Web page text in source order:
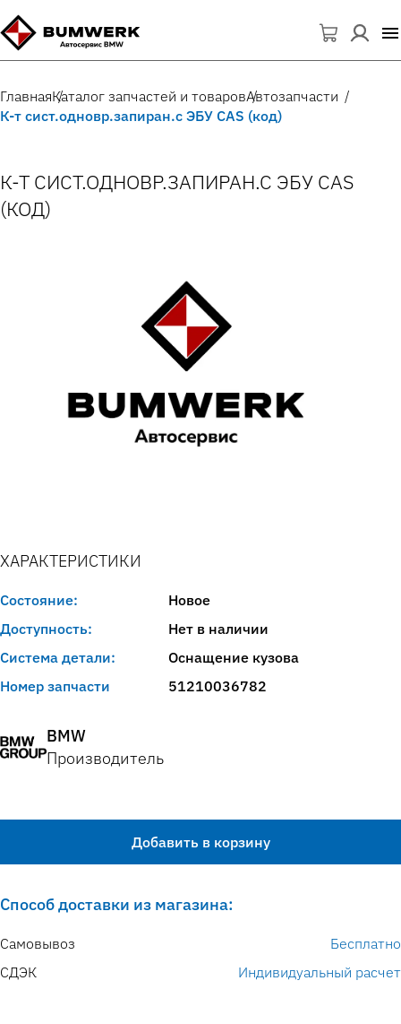
ГлавнаяКаталог запчастей и товаровАвтозапчасти
К-т сист.одновр.запиран.с ЭБУ CAS (код)
К-Т СИСТ.ОДНОВР.ЗАПИРАН.С ЭБУ CAS
(КОД)
ХАРАКТЕРИСТИКИ
Состояние:
Новое
Доступность:
Нет в наличии
Система детали:
Оснащение кузова
Номер запчасти
51210036782
BMW
Производитель
Добавить в корзину
Способ доставки из магазина:
Самовывоз
Бесплатно
СДЭК
Индивидуальный расчет